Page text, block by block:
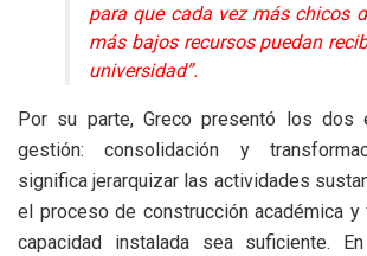
para que cada vez más chicos
más bajos recursos puedan
universidad”.
Por su parte, Greco presentó los dos
gestión: consolidación y
significa jerarquizar las actividades
el proceso de construcción académica
capacidad instalada sea suficiente.